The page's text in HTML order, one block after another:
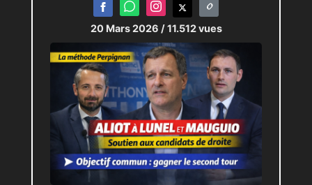
20 Mars 2026 / 11.512 vues